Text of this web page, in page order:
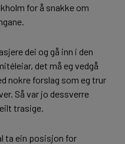
for å snakke om
dei og gå inn i den
det må eg vedgå
nokre forslag som eg trur
Så var jo dessverre
trasige.
ta ein posisjon for